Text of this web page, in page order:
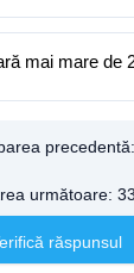
mai mare de
precedentă:
următoare:
răspunsul